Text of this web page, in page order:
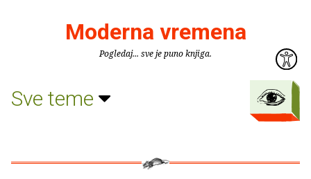
Moderna vremena
Pogledaj... sve je puno knjiga.
Sve teme